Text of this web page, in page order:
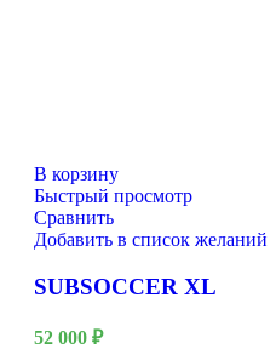
В корзину
Быстрый просмотр
Сравнить
Добавить в список желаний
SUBSOCCER XL
52 000 ₽